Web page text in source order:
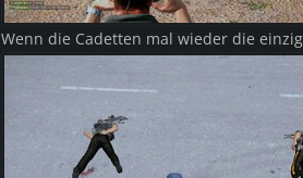
Wenn die Cadetten mal wieder die